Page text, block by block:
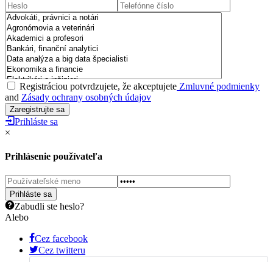
Registráciou potvrdzujete, že akceptujete Zmluvné podmienky
and Zásady ochrany osobných údajov
Prihláste sa
×
Prihlásenie používateľa
Zabudli ste heslo?
Alebo
Cez facebook
Cez twitteru